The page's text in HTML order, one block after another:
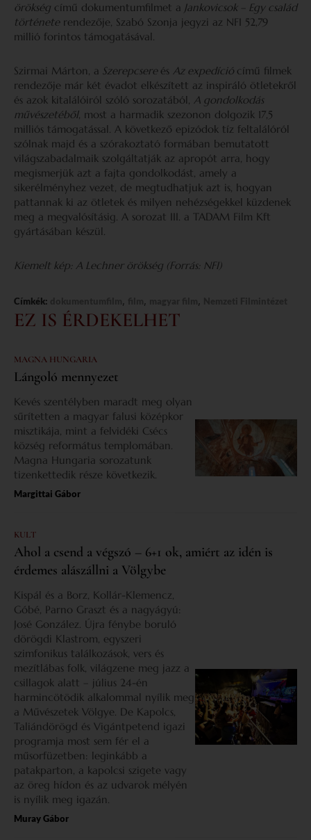
örökség című dokumentumfilmet a Jankovicsok – Egy család
történeterendezője, Szabó Szonja jegyzi az NFI 52,79
millió forintos támogatásával.
Szirmai Márton, a Szerepcsere és Az expedíció című filmek
rendezője már két évadot elkészített az inspiráló ötletekről
és azok kitalálóiról szóló sorozatából, A gondolkodás
művészetéből, most a harmadik szezonon dolgozik 17,5
milliós támogatással. A következő epizódok tíz feltalálóról
szólnak majd és a szórakoztató formában bemutatott
világszabadalmaik szolgáltatják az apropót arra, hogy
megismerjük azt a fajta gondolkodást, amely a
sikerélményhez vezet, de megtudhatjuk azt is, hogyan
pattannak ki az ötletek és milyen nehézségekkel küzdenek
meg a megvalósításig. A sorozat III. a TADAM Film Kft
gyártásában készül.
Kiemelt kép: A Lechner örökség (Forrás: NFI)
Címkék: , , ,
EZ IS ÉRDEKELHET
MAGNA HUNGARIA
Lángoló mennyezet
Kevés szentélyben maradt meg olyan
sűrítetten a magyar falusi középkor
misztikája, mint a felvidéki Csécs
község református templomában.
Magna Hungaria sorozatunk
tizenkettedik része következik.
Margittai Gábor
KULT
Ahol a csend a végszó – 6+1 ok, amiért az idén is
érdemes alászállni a Völgybe
Kispál és a Borz, Kollár-Klemencz,
Góbé, Parno Graszt és a nagyágyú:
José González. Újra fénybe boruló
dörögdi Klastrom, egyszeri
szimfonikus találkozások, vers és
mezítlábas folk, világzene meg jazz a
csillagok alatt – július 24-én
harmincötödik alkalommal nyílik meg
a Művészetek Völgye. De Kapolcs,
Taliándörögd és Vigántpetend igazi
programja most sem fér el a
műsorfüzetben: leginkább a
patakparton, a kapolcsi szigete vagy
az öreg hídon és az udvarok mélyén
is nyílik meg igazán.
Muray Gábor